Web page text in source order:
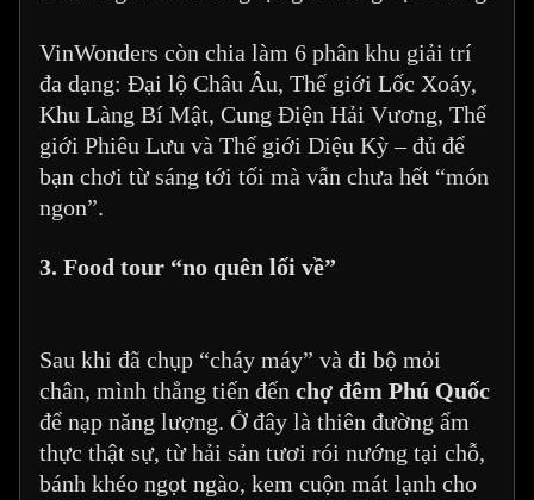
VinWonders còn chia làm 6 phân khu giải trí
đa dạng: Đại lộ Châu Âu, Thế giới Lốc Xoáy,
Khu Làng Bí Mật, Cung Điện Hải Vương, Thế
giới Phiêu Lưu và Thế giới Diệu Kỳ – đủ để
bạn chơi từ sáng tới tối mà vẫn chưa hết “món
ngon”.
3. Food tour “no quên lối về”
Sau khi đã chụp “cháy máy” và đi bộ mỏi
chân, mình thẳng tiến đến chợ đêm Phú Quốc
để nạp năng lượng. Ở đây là thiên đường ẩm
thực thật sự, từ hải sản tươi rói nướng tại chỗ,
bánh khéo ngọt ngào, kem cuộn mát lạnh cho